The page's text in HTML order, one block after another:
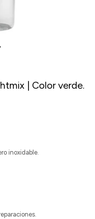
| Color verde.
inoxidable.